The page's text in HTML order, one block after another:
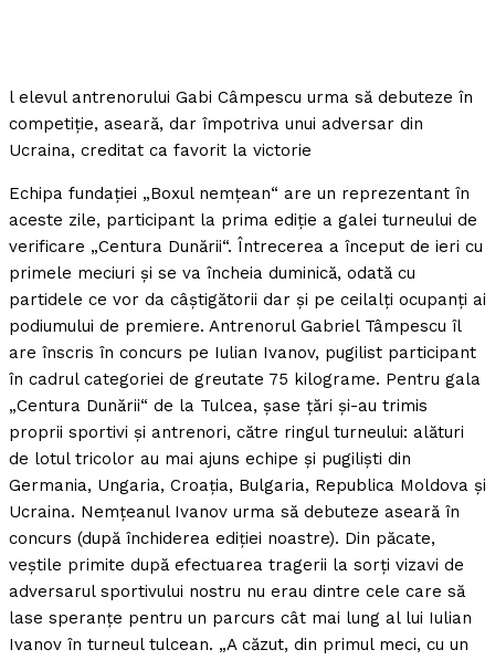
l elevul antrenorului Gabi Câmpescu urma să debuteze în
competiţie, aseară, dar împotriva unui adversar din
Ucraina, creditat ca favorit la victorie
Echipa fundaţiei „Boxul nemţean“ are un reprezentant în
aceste zile, participant la prima ediţie a galei turneului de
verificare „Centura Dunării“. Întrecerea a început de ieri cu
primele meciuri şi se va încheia duminică, odată cu
partidele ce vor da câştigătorii dar şi pe ceilalţi ocupanţi ai
podiumului de premiere. Antrenorul Gabriel Tâmpescu îl
are înscris în concurs pe Iulian Ivanov, pugilist participant
în cadrul categoriei de greutate 75 kilograme. Pentru gala
„Centura Dunării“ de la Tulcea, şase ţări şi-au trimis
proprii sportivi şi antrenori, către ringul turneului: alături
de lotul tricolor au mai ajuns echipe şi pugilişti din
Germania, Ungaria, Croaţia, Bulgaria, Republica Moldova şi
Ucraina. Nemţeanul Ivanov urma să debuteze aseară în
concurs (după închiderea ediţiei noastre). Din păcate,
veştile primite după efectuarea tragerii la sorţi vizavi de
adversarul sportivului nostru nu erau dintre cele care să
lase speranţe pentru un parcurs cât mai lung al lui Iulian
Ivanov în turneul tulcean. „A căzut, din primul meci, cu un